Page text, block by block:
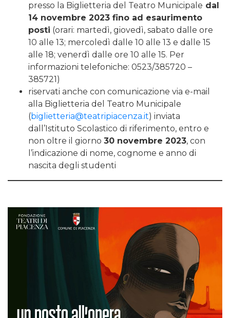
presso la Biglietteria del Teatro Municipale dal
14 novembre 2023 fino ad esaurimento
posti (orari: martedì, giovedì, sabato dalle ore
10 alle 13; mercoledì dalle 10 alle 13 e dalle 15
alle 18; venerdì dalle ore 10 alle 15. Per
informazioni telefoniche: 0523/385720 –
385721)
riservati anche con comunicazione via e-mail
alla Biglietteria del Teatro Municipale
(biglietteria@teatripiacenza.it) inviata
dall’Istituto Scolastico di riferimento, entro e
non oltre il giorno 30 novembre 2023, con
l’indicazione di nome, cognome e anno di
nascita degli studenti